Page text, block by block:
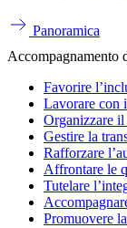
Panoramica
Accompagnamento
Favorire
Lavorare con
Organizzare
Gestire la
Rafforzare
Affrontare le
Tutelare
Promuovere